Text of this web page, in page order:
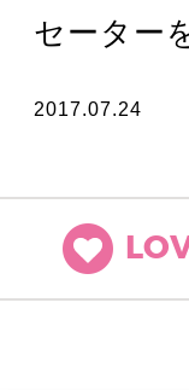
セータ
2017.07.24